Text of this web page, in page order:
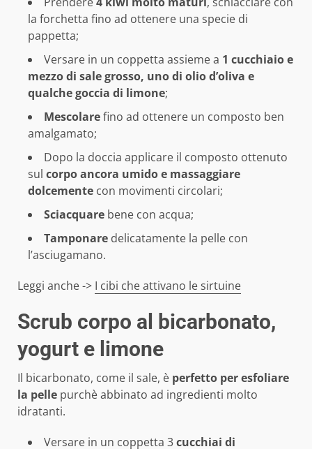
la forchetta fino ad ottenere una specie di
pappetta;
Versare in un coppetta assieme a 1 cucchiaio e
mezzo di sale grosso, uno di olio d’oliva e
qualche goccia di limone;
Mescolarefino ad ottenere un composto ben
amalgamato;
Dopo la doccia applicare il composto ottenuto
sul corpo ancora umido e massaggiare
dolcemente con movimenti circolari;
Sciacquare bene con acqua;
Tamponare delicatamente la pelle con
l’asciugamano.
Leggi anche -> I cibi che attivano le sirtuine
Scrub corpo al bicarbonato,
yogurt e limone
Il bicarbonato, come il sale, è perfetto per esfoliare
la pelle purchè abbinato ad ingredienti molto
idratanti.
Versare in un coppetta 3cucchiai di